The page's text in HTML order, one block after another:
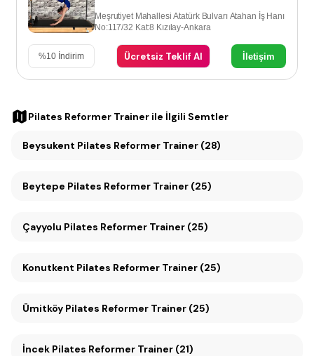
Meşrutiyet Mahallesi Atatürk Bulvarı Atahan İş Hanı
No:117/32 Kat:8 Kızılay-Ankara
%10 İndirim Ücretsiz Teklif Al İletişim
Pilates Reformer Trainer ile İlgili Semtler
Beysukent Pilates Reformer Trainer (28)
Beytepe Pilates Reformer Trainer (25)
Çayyolu Pilates Reformer Trainer (25)
Konutkent Pilates Reformer Trainer (25)
Ümitköy Pilates Reformer Trainer (25)
İncek Pilates Reformer Trainer (21)